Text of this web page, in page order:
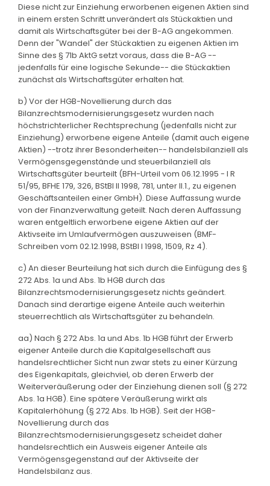
Diese nicht zur Einziehung erworbenen eigenen Aktien sind
in einem ersten Schritt unverändert als Stückaktien und
damit als Wirtschaftsgüter bei der B-AG angekommen.
Denn der "Wandel" der Stückaktien zu eigenen Aktien im
Sinne des § 71b AktG setzt voraus, dass die B-AG --
jedenfalls für eine logische Sekunde-- die Stückaktien
zunächst als Wirtschaftsgüter erhalten hat.
b) Vor der HGB-Novellierung durch das
Bilanzrechtsmodernisierungsgesetz wurden nach
höchstrichterlicher Rechtsprechung (jedenfalls nicht zur
Einziehung) erworbene eigene Anteile (damit auch eigene
Aktien) --trotz ihrer Besonderheiten-- handelsbilanziell als
Vermögensgegenstände und steuerbilanziell als
Wirtschaftsgüter beurteilt (BFH-Urteil vom 06.12.1995 - I R
51/95, BFHE 179, 326, BStBl II 1998, 781, unter II.1., zu eigenen
Geschäftsanteilen einer GmbH). Diese Auffassung wurde
von der Finanzverwaltung geteilt. Nach deren Auffassung
waren entgeltlich erworbene eigene Aktien auf der
Aktivseite im Umlaufvermögen auszuweisen (BMF-
Schreiben vom 02.12.1998, BStBl I 1998, 1509, Rz 4).
c) An dieser Beurteilung hat sich durch die Einfügung des §
272 Abs. 1a und Abs. 1b HGB durch das
Bilanzrechtsmodernisierungsgesetz nichts geändert.
Danach sind derartige eigene Anteile auch weiterhin
steuerrechtlich als Wirtschaftsgüter zu behandeln.
aa) Nach § 272 Abs. 1a und Abs. 1b HGB führt der Erwerb
eigener Anteile durch die Kapitalgesellschaft aus
handelsrechtlicher Sicht nun zwar stets zu einer Kürzung
des Eigenkapitals, gleichviel, ob deren Erwerb der
Weiterveräußerung oder der Einziehung dienen soll (§ 272
Abs. 1a HGB). Eine spätere Veräußerung wirkt als
Kapitalerhöhung (§ 272 Abs. 1b HGB). Seit der HGB-
Novellierung durch das
Bilanzrechtsmodernisierungsgesetz scheidet daher
handelsrechtlich ein Ausweis eigener Anteile als
Vermögensgegenstand auf der Aktivseite der
Handelsbilanz aus.